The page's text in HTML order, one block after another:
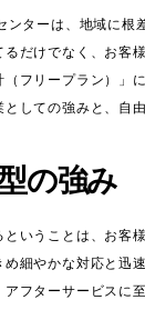
ンターは、地域に根
るだけでなく、お客
（フリープラン）」
しての強みと、自
の強み
ということは、お客
細やかな対応と迅
アフターサービスに